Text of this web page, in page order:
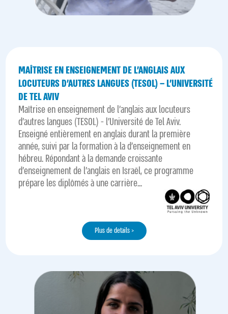
MAÎTRISE EN ENSEIGNEMENT DE L’ANGLAIS AUX
LOCUTEURS D’AUTRES LANGUES (TESOL) – L’UNIVERSITÉ
DE TEL AVIV
Maîtrise en enseignement de l'anglais aux locuteurs
d'autres langues (TESOL) - l'Université de Tel Aviv.
Enseigné entièrement en anglais durant la première
année, suivi par la formation à la d'enseignement en
hébreu. Répondant à la demande croissante
d'enseignement de l'anglais en Israël, ce programme
prépare les diplômés à une carrière...
Plus de details >